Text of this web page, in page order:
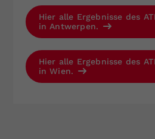
Hier alle Ergebnisse des
in Antwerpen.
Hier alle Ergebnisse des
in Wien.